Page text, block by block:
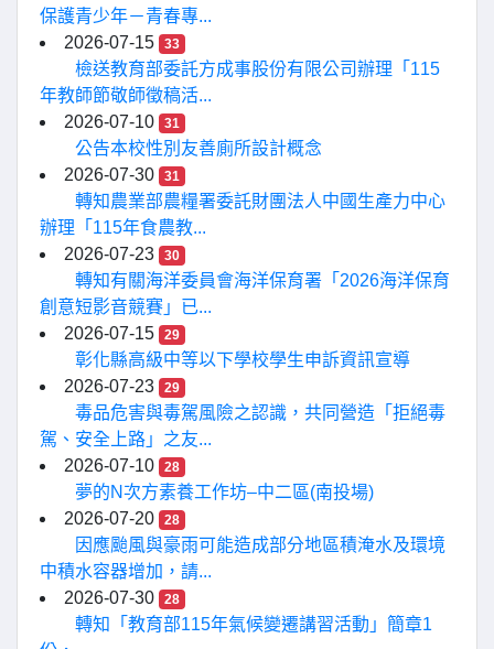
保護青少年－青春專...
2026-07-15
33
檢送教育部委託方成事股份有限公司辦理「115
年教師節敬師徵稿活...
2026-07-10
31
公告本校性別友善廁所設計概念
2026-07-30
31
轉知農業部農糧署委託財團法人中國生產力中心
辦理「115年食農教...
2026-07-23
30
轉知有關海洋委員會海洋保育署「2026海洋保育
創意短影音競賽」已...
2026-07-15
29
彰化縣高級中等以下學校學生申訴資訊宣導
2026-07-23
29
毒品危害與毒駕風險之認識，共同營造「拒絕毒
駕、安全上路」之友...
2026-07-10
28
夢的N次方素養工作坊–中二區(南投場)
2026-07-20
28
因應颱風與豪雨可能造成部分地區積淹水及環境
中積水容器增加，請...
2026-07-30
28
轉知「教育部115年氣候變遷講習活動」簡章1